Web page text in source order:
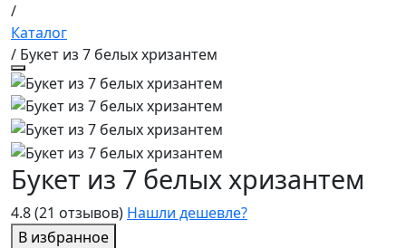
/
Каталог
/ Букет из 7 белых хризантем
4.8(21 отзывов) Нашли дешевле?
В избранное
Букет из 7 белых хризантем